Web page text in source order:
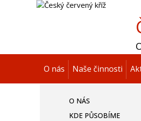
O nás Naše činnosti
O NÁS
KDE PŮSOBÍME